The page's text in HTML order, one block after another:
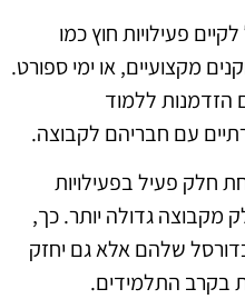
פעילויות חוץ כמו
מקצועיים, או ימי ספורט.
הזדמנות ללמוד
עם חבריהם לקבוצה.
חלק פעיל בפעילויות
מקבוצה גדולה יותר. כך,
שלהם אלא גם יחזק
בקרב התלמידים.